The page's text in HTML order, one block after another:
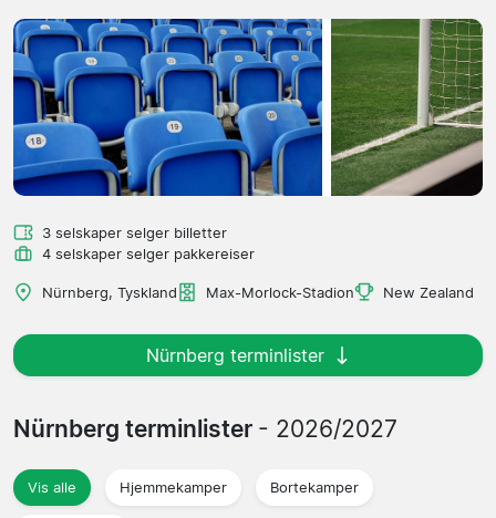
3 selskaper selger billetter
4 selskaper selger pakkereiser
Nürnberg, Tyskland Max-Morlock-Stadion New Zealand
Nürnberg terminlister
Nürnberg terminlister - 2026/2027
Vis alle Hjemmekamper Bortekamper